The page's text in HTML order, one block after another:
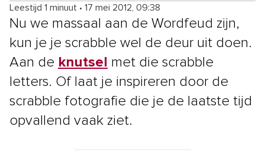
Leestijd 1 minuut • 17 mei 2012, 09:38
Nu we massaal aan de Wordfeud zijn,
kun je je scrabble wel de deur uit doen.
Aan de knutsel
met die scrabble
letters. Of laat je inspireren door de
scrabble fotografie die je de laatste tijd
opvallend vaak ziet.